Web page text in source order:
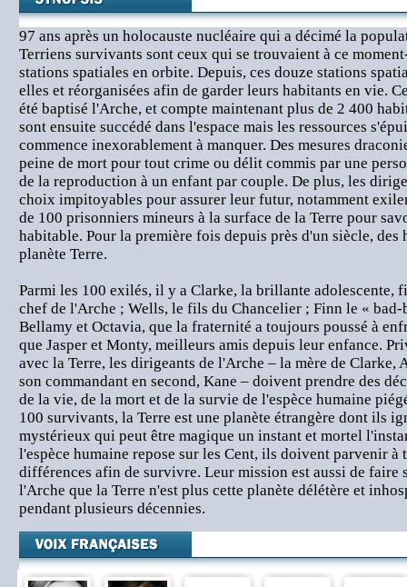
97 ans après un holocauste nucléaire qui a décimé la
Terriens survivants sont ceux qui se trouvaient à ce
stations spatiales en orbite. Depuis, ces douze stations
elles et réorganisées afin de garder leurs habitants en vie.
été baptisé l'Arche, et compte maintenant plus de 2 400
sont ensuite succédé dans l'espace mais les ressources
commence inexorablement à manquer. Des mesures
peine de mort pour tout crime ou délit commis par une
de la reproduction à un enfant par couple. De plus, les
choix impitoyables pour assurer leur futur, notamment
de 100 prisonniers mineurs à la surface de la Terre pour
habitable. Pour la première fois depuis près d'un siècle, des
planète Terre.
Parmi les 100 exilés, il y a Clarke, la brillante adolescente,
chef de l'Arche ; Wells, le fils du Chancelier ; Finn le « bad-
Bellamy et Octavia, que la fraternité a toujours poussé à
que Jasper et Monty, meilleurs amis depuis leur enfance.
avec la Terre, les dirigeants de l'Arche – la mère de Clarke,
son commandant en second, Kane – doivent prendre des
de la vie, de la mort et de la survie de l'espèce humaine
100 survivants, la Terre est une planète étrangère dont ils
mystérieux qui peut être magique un instant et mortel
l'espèce humaine repose sur les Cent, ils doivent parvenir à
différences afin de survivre. Leur mission est aussi de faire
l'Arche que la Terre n'est plus cette planète délétère et
pendant plusieurs décennies.